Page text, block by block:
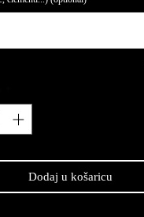
Dodaj u košaricu